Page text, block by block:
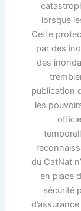
lorsque
Cette
par des
des
publication
les
du CatNat
en place
sécurité